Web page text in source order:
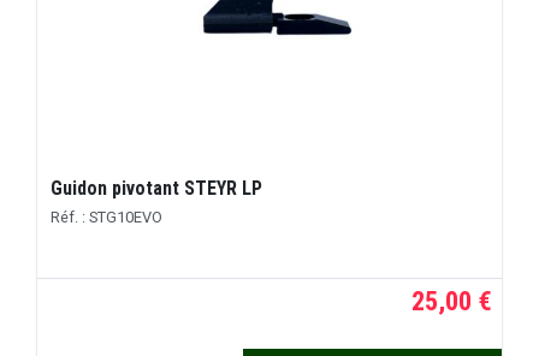
Guidon pivotant STEYR LP
Réf. : STG10EVO
25,00 €